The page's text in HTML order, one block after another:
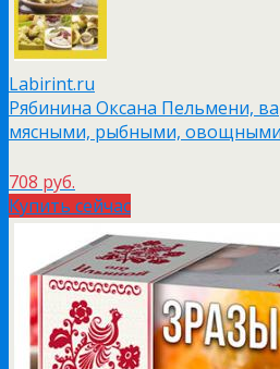
Labirint.ru
Рябинина Оксана Пельмени,
мясными, рыбными,
708 руб.
Купить сейчас